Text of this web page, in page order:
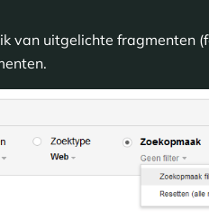
van uitgelichte fragmenten